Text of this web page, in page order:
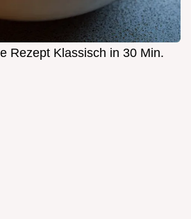
Rezept Klassisch in 30 Min.